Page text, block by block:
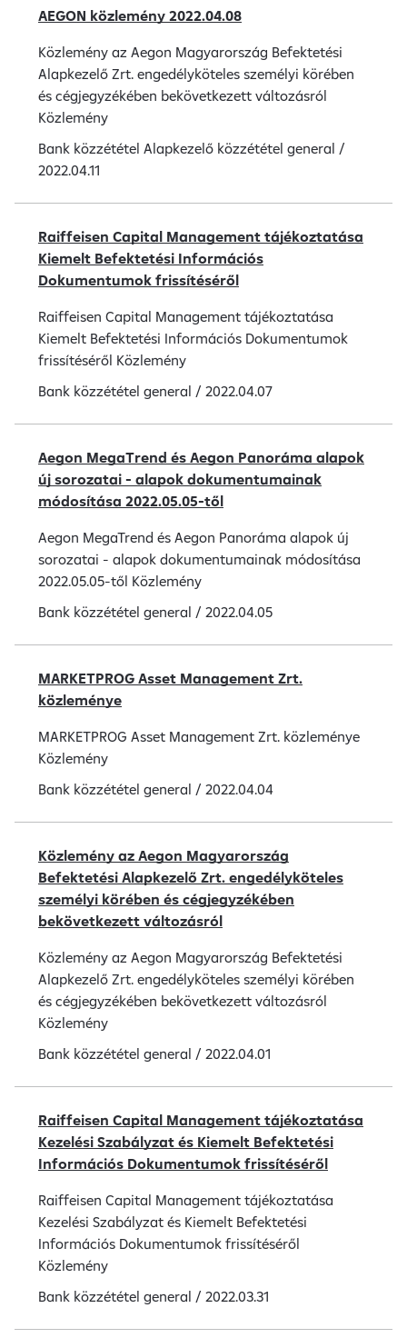
AEGON közlemény 2022.04.08
Közlemény az Aegon Magyarország Befektetési
Alapkezelő Zrt. engedélyköteles személyi körében
és cégjegyzékében bekövetkezett változásról
Közlemény
Bank közzététel Alapkezelő közzététel general /
2022.04.11
Raiffeisen Capital Management tájékoztatása
Kiemelt Befektetési Információs
Dokumentumok frissítéséről
Raiffeisen Capital Management tájékoztatása
Kiemelt Befektetési Információs Dokumentumok
frissítéséről Közlemény
Bank közzététel general / 2022.04.07
Aegon MegaTrend és Aegon Panoráma alapok
új sorozatai - alapok dokumentumainak
módosítása 2022.05.05-től
Aegon MegaTrend és Aegon Panoráma alapok új
sorozatai - alapok dokumentumainak módosítása
2022.05.05-től Közlemény
Bank közzététel general / 2022.04.05
MARKETPROG Asset Management Zrt.
közleménye
MARKETPROG Asset Management Zrt. közleménye
Közlemény
Bank közzététel general / 2022.04.04
Közlemény az Aegon Magyarország
Befektetési Alapkezelő Zrt. engedélyköteles
személyi körében és cégjegyzékében
bekövetkezett változásról
Közlemény az Aegon Magyarország Befektetési
Alapkezelő Zrt. engedélyköteles személyi körében
és cégjegyzékében bekövetkezett változásról
Közlemény
Bank közzététel general / 2022.04.01
Raiffeisen Capital Management tájékoztatása
Kezelési Szabályzat és Kiemelt Befektetési
Információs Dokumentumok frissítéséről
Raiffeisen Capital Management tájékoztatása
Kezelési Szabályzat és Kiemelt Befektetési
Információs Dokumentumok frissítéséről
Közlemény
Bank közzététel general / 2022.03.31